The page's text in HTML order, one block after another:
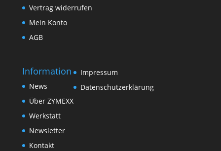
Vertrag widerrufen
Mein Konto
AGB
Information
News
Über ZYMEXX
Werkstatt
Newsletter
Kontakt
Impressum
Datenschutzerklärung